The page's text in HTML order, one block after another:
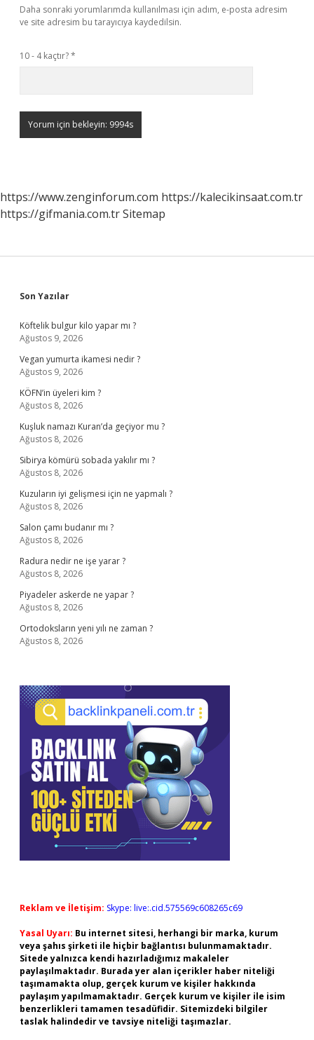
Daha sonraki yorumlarımda kullanılması için adım, e-posta adresim
ve site adresim bu tarayıcıya kaydedilsin.
10 - 4 kaçtır?*
https://www.zenginforum.com https://kalecikinsaat.com.tr
https://gifmania.com.trSitemap
Sidebar
Son Yazılar
Köftelik bulgur kilo yapar mı ?
Ağustos 9, 2026
Vegan yumurta ikamesi nedir ?
Ağustos 9, 2026
KÖFN’in üyeleri kim ?
Ağustos 8, 2026
Kuşluk namazı Kuran’da geçiyor mu ?
Ağustos 8, 2026
Sibirya kömürü sobada yakılır mı ?
Ağustos 8, 2026
Kuzuların iyi gelişmesi için ne yapmalı ?
Ağustos 8, 2026
Salon çamı budanır mı ?
Ağustos 8, 2026
Radura nedir ne işe yarar ?
Ağustos 8, 2026
Piyadeler askerde ne yapar ?
Ağustos 8, 2026
Ortodoksların yeni yılı ne zaman ?
Ağustos 8, 2026
Reklam ve İletişim: Skype: live:.cid.575569c608265c69
Yasal Uyarı: Bu internet sitesi, herhangi bir marka, kurum
veya şahıs şirketi ile hiçbir bağlantısı bulunmamaktadır.
Sitede yalnızca kendi hazırladığımız makaleler
paylaşılmaktadır. Burada yer alan içerikler haber niteliği
taşımamakta olup, gerçek kurum ve kişiler hakkında
paylaşım yapılmamaktadır. Gerçek kurum ve kişiler ile isim
benzerlikleri tamamen tesadüfidir. Sitemizdeki bilgiler
taslak halindedir ve tavsiye niteliği taşımazlar.